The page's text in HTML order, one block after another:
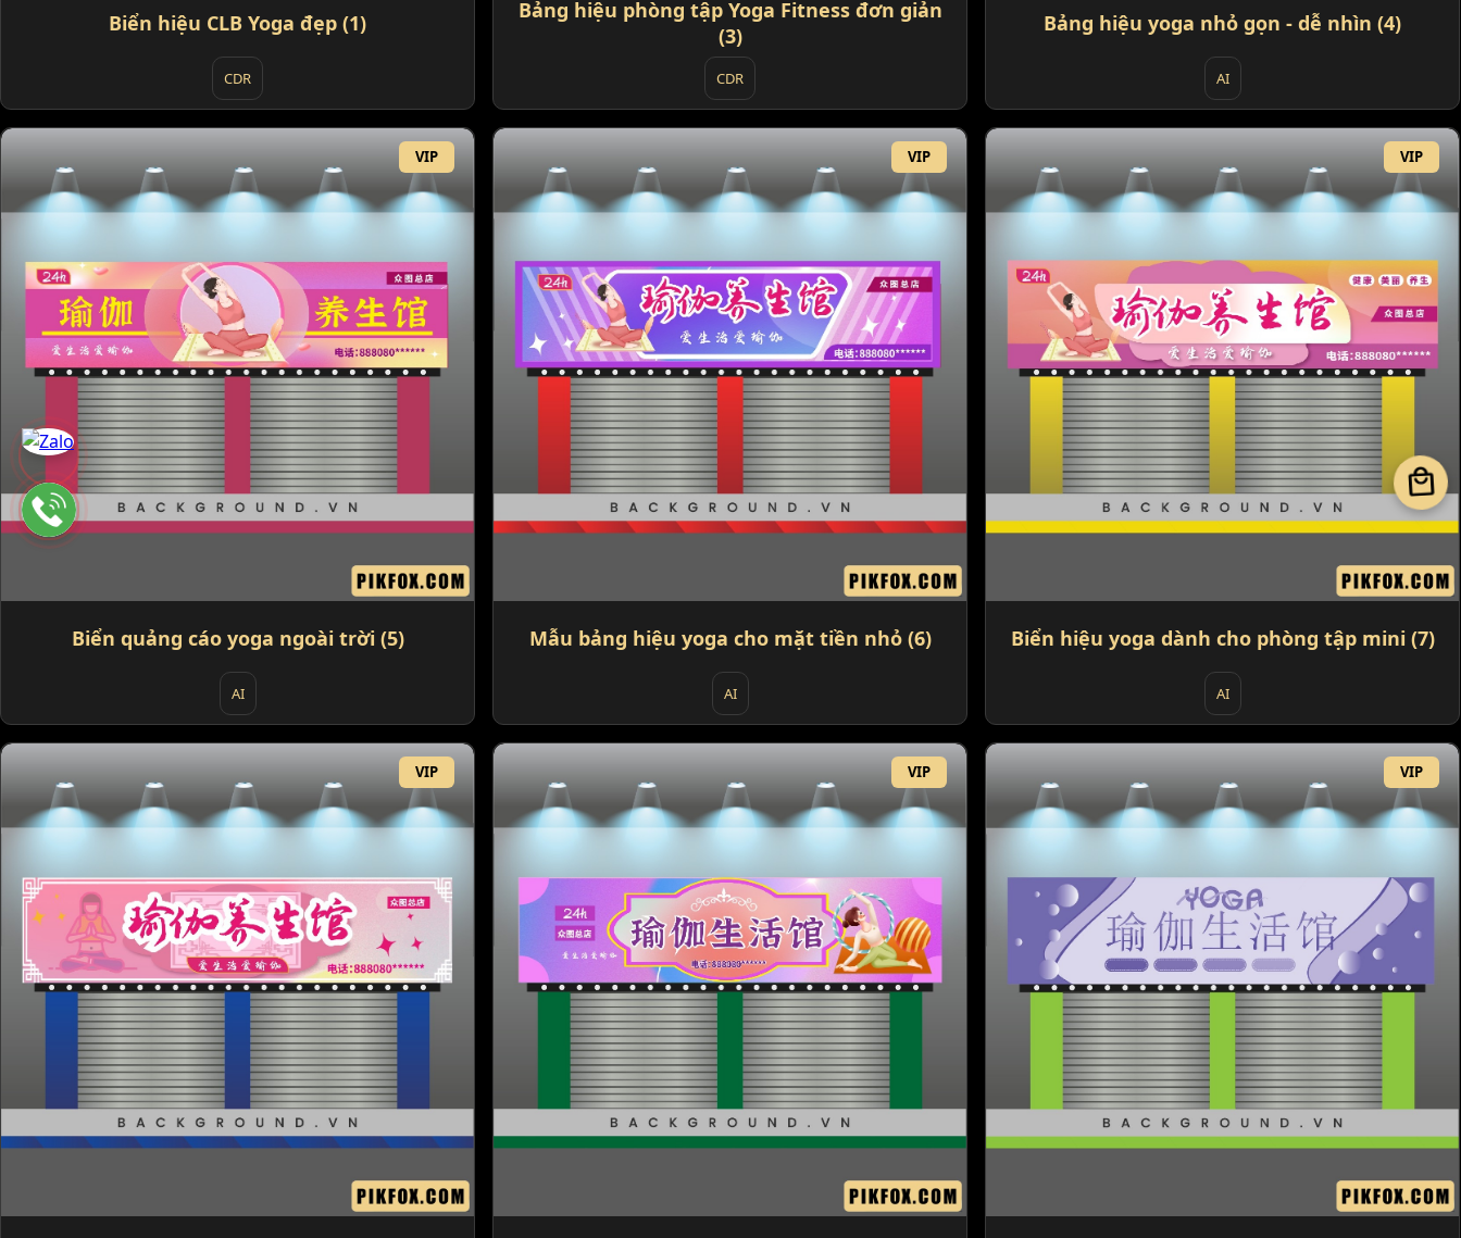
Biển hiệu CLB Yoga đẹp (1)
CDR
Bảng hiệu phòng tập Yoga Fitness đơn giản
(3)
CDR
Bảng hiệu yoga nhỏ gọn - dễ nhìn (4)
AI
VIP
Biển quảng cáo yoga ngoài trời (5)
AI
VIP
Mẫu bảng hiệu yoga cho mặt tiền nhỏ (6)
AI
VIP
Biển hiệu yoga dành cho phòng tập mini (7)
AI
VIP VIP VIP
local_mall